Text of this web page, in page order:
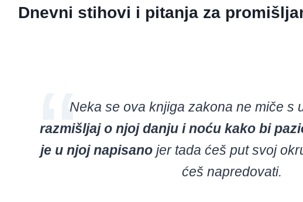
Dnevni stihovi i pitanja za
Neka se ova knjiga zakona ne miče s
razmišljaj o njoj danju i noću kako bi
je u njoj napisano jer tada ćeš put svoj
ćeš napredovati.